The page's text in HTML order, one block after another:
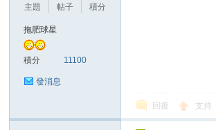
主題
帖子
積分
拖肥球星
積分 11100
發消息
回復 支持